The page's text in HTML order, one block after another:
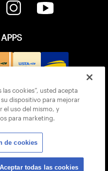
RESERVED
cookies”, usted acepta
dispositivo para mejorar
el uso del mismo, y
para marketing.
de cookies
Aceptar todas las cookies